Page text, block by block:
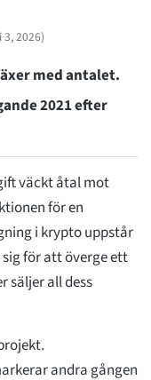
2026)
med antalet.
2021 efter
väckt åtal mot
för en
i krypto uppstår
för att överge ett
säljer all dess
andra gången